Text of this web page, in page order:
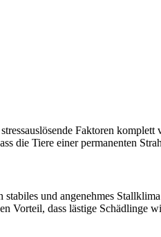
Faktoren komplett
die Tiere einer permanenten
und angenehmes
Vorteil, dass lästige Schädlinge